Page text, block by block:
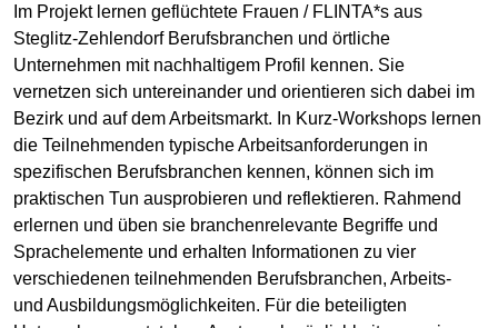
Im Projekt lernen geflüchtete Frauen / FLINTA*s aus
Steglitz-Zehlendorf Berufsbranchen und örtliche
Unternehmen mit nachhaltigem Profil kennen. Sie
vernetzen sich untereinander und orientieren sich dabei im
Bezirk und auf dem Arbeitsmarkt. In Kurz-Workshops lernen
die Teilnehmenden typische Arbeitsanforderungen in
spezifischen Berufsbranchen kennen, können sich im
praktischen Tun ausprobieren und reflektieren. Rahmend
erlernen und üben sie branchenrelevante Begriffe und
Sprachelemente und erhalten Informationen zu vier
verschiedenen teilnehmenden Berufsbranchen, Arbeits-
und Ausbildungsmöglichkeiten. Für die beteiligten